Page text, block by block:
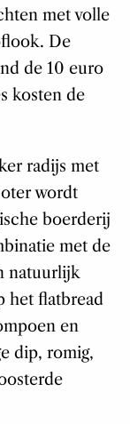
met volle
De
de 10 euro
kosten de
radijs met
wordt
boerderij
met de
natuurlijk
het flatbread
en
dip, romig,